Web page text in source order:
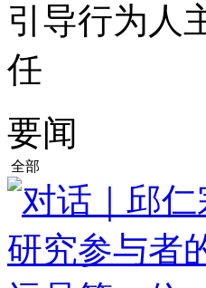
引导行为人
任
要闻
全部